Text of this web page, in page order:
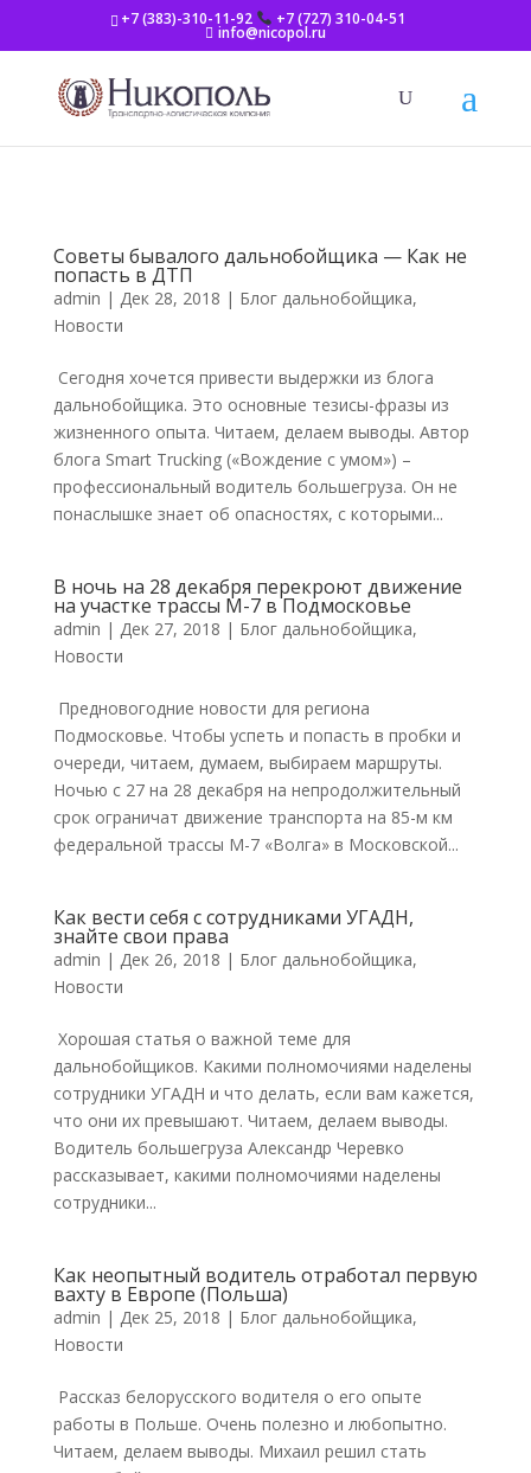
+7 (383)-310-11-92 +7 (727) 310-04-51
info@nicopol.ru
Советы бывалого дальнобойщика — Как не
попасть в ДТП
admin | Дек 28, 2018 | Блог дальнобойщика,
Новости
Сегодня хочется привести выдержки из блога
дальнобойщика. Это основные тезисы-фразы из
жизненного опыта. Читаем, делаем выводы. Автор
блога Smart Trucking («Вождение с умом») –
профессиональный водитель большегруза. Он не
понаслышке знает об опасностях, с которыми...
В ночь на 28 декабря перекроют движение
на участке трассы М-7 в Подмосковье
admin | Дек 27, 2018 | Блог дальнобойщика,
Новости
Предновогодние новости для региона
Подмосковье. Чтобы успеть и попасть в пробки и
очереди, читаем, думаем, выбираем маршруты.
Ночью с 27 на 28 декабря на непродолжительный
срок ограничат движение транспорта на 85-м км
федеральной трассы М-7 «Волга» в Московской...
Как вести себя с сотрудниками УГАДН,
знайте свои права
admin | Дек 26, 2018 | Блог дальнобойщика,
Новости
Хорошая статья о важной теме для
дальнобойщиков. Какими полномочиями наделены
сотрудники УГАДН и что делать, если вам кажется,
что они их превышают. Читаем, делаем выводы.
Водитель большегруза Александр Черевко
рассказывает, какими полномочиями наделены
сотрудники...
Как неопытный водитель отработал первую
вахту в Европе (Польша)
admin | Дек 25, 2018 | Блог дальнобойщика,
Новости
Рассказ белорусского водителя о его опыте
работы в Польше. Очень полезно и любопытно.
Читаем, делаем выводы. Михаил решил стать